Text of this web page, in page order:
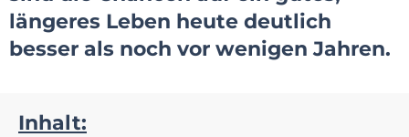
längeres Leben heute deutlich
besser als noch vor wenigen Jahren.
Inhalt: